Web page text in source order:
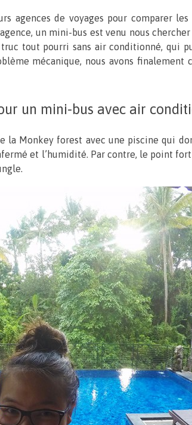
agences de voyages pour comparer
un mini-bus est venu nous
tout pourri sans air conditionné, qui
mécanique, nous avons finalement
un mini-bus avec air
la Monkey forest avec une piscine qui
et l’humidité. Par contre, le point